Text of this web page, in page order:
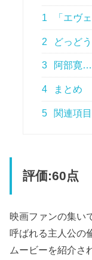
1 「エヴ
2 どっど
3 阿部寛
4 まとめ
5 関連項目
評価:60点
映画ファンの集い
呼ばれる主人公の
ムービーを紹介さ